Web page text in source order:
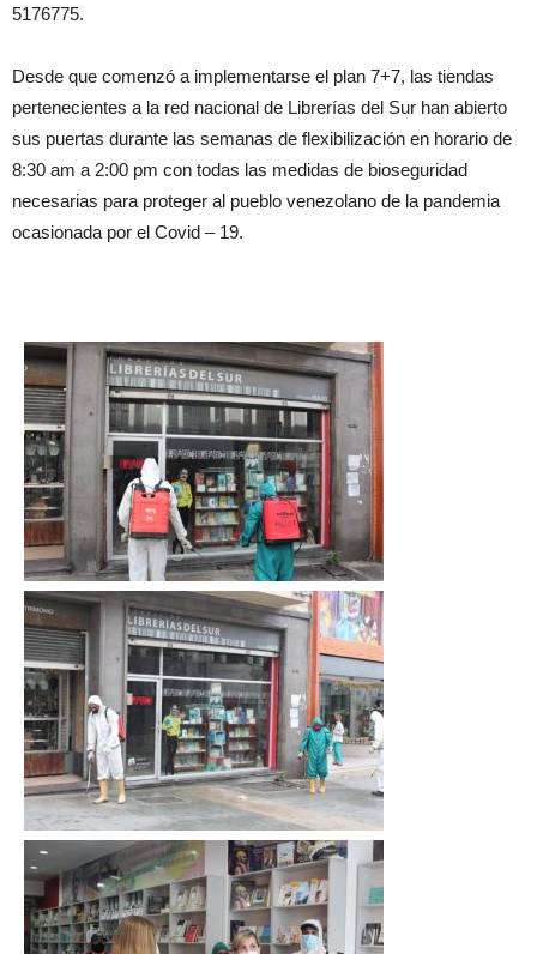
5176775.
Desde que comenzó a implementarse el plan 7+7, las tiendas
pertenecientes a la red nacional de Librerías del Sur han abierto
sus puertas durante las semanas de flexibilización en horario de
8:30 am a 2:00 pm con todas las medidas de bioseguridad
necesarias para proteger al pueblo venezolano de la pandemia
ocasionada por el Covid – 19.